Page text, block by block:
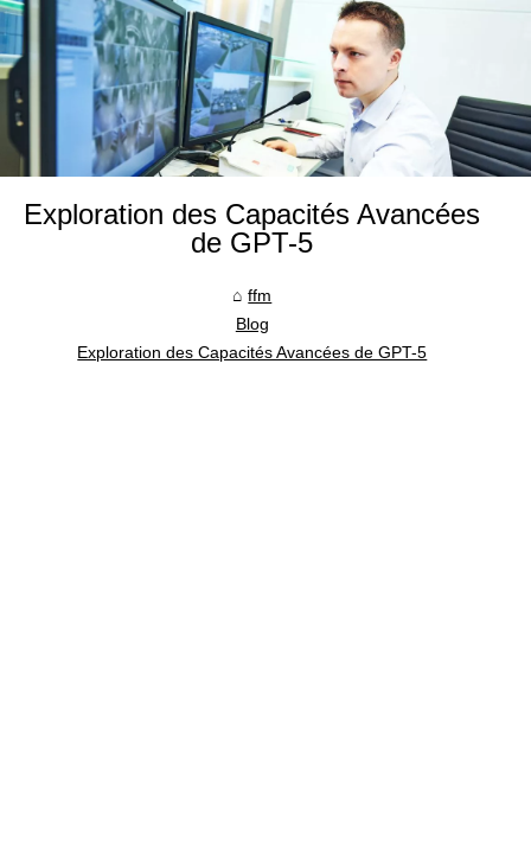
Exploration des Capacités Avancées
de GPT-5
ffm
Blog
Exploration des Capacités Avancées de GPT-5